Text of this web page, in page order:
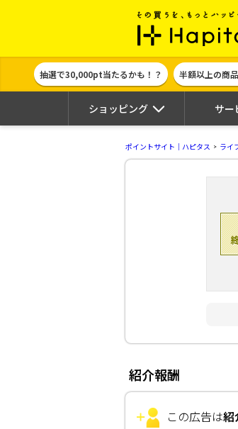
抽選で30,000pt当たるかも！？ 半額以上の商
ショッピング サー
ポイントサイト｜ハピタス ライ
紹介報酬
この広告は紹